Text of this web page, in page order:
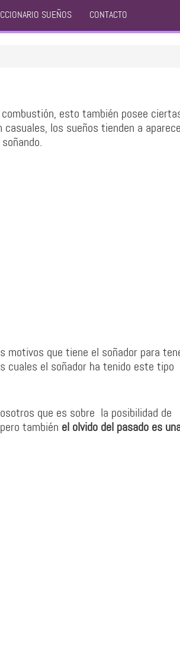
SUEÑOS CONTACTO
esto también posee
los sueños tienden a
motivos que tiene el soñador para
cuales el soñador ha tenido este tipo
que es sobre la posibilidad de
también el olvido del pasado es